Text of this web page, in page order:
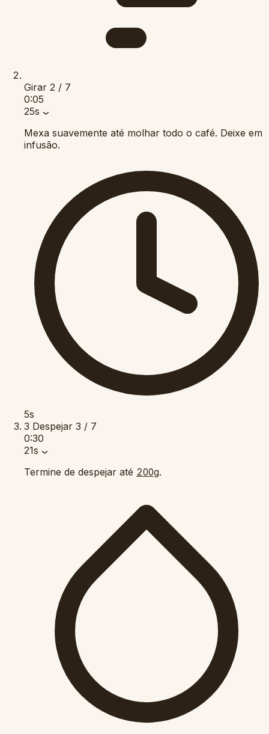
Girar 2 / 7
0:05
25s
Mexa suavemente até molhar todo o café. Deixe em
infusão.
5s
3 Despejar 3 / 7
0:30
21s
Termine de despejar até 200g.